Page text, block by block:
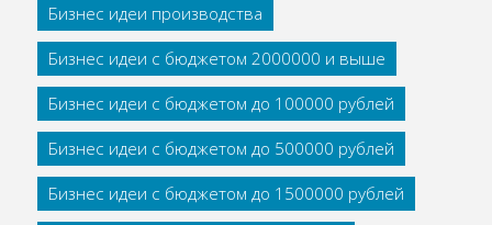
Бизнес идеи производства
Бизнес идеи с бюджетом 2000000 и выше
Бизнес идеи с бюджетом до 100000 рублей
Бизнес идеи с бюджетом до 500000 рублей
Бизнес идеи с бюджетом до 1500000 рублей